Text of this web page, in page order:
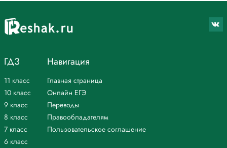
вошла в состав корня); приготовление (доведение до результата);
корня); привычка (приставка не выделяется, так как вошла в состав
корня); призывник (присоединение); приживалка (присоединение);
корня) сирот.
Пребывание, определить, презирать, преподавать, непригодный,
преследовать, прибаутка, преимущество, прибор, привередливый,
приглашение, привычка, приживалка, приключение.
*Текст задания приводится исключительно в образовательных целях
для более полного понимания решения.
ГДЗ
11 класс
10 класс
9 класс
8 класс
7 класс
6 класс
Навигация
Главная страница
Онлайн ЕГЭ
Переводы
Правообладателям
Пользовательское соглашение